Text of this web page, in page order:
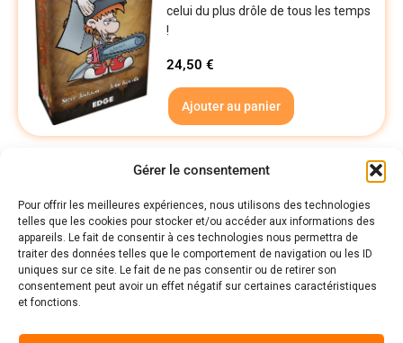
Gérer le consentement
Pour offrir les meilleures expériences, nous utilisons des technologies
telles que les cookies pour stocker et/ou accéder aux informations des
appareils. Le fait de consentir à ces technologies nous permettra de
traiter des données telles que le comportement de navigation ou les ID
uniques sur ce site. Le fait de ne pas consentir ou de retirer son
consentement peut avoir un effet négatif sur certaines caractéristiques
et fonctions.
celui du plus drôle de tous les temps
!
24,50€
Ajouter au panier
1
Nos pages
Nos évènements
Nous contacter
Politiques
Politique de confidentialité
Nos conditions de vente et livraison